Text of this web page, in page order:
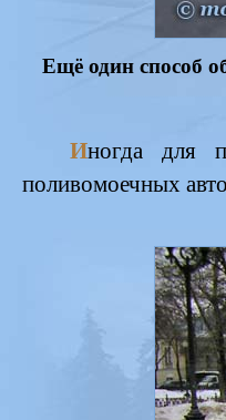
Ещё один способ
Иногда для
поливомоечных